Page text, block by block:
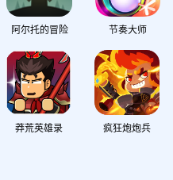
阿尔托的冒险 节奏大师
莽荒英雄录 疯狂炮炮兵